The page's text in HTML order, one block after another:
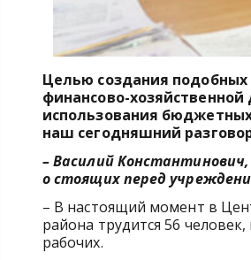
Целью создания подобных
финансово-
использования
наш сегодняшний
– Василий
о стоящих перед
– В настоящий момент в
района трудится 56
рабочих.